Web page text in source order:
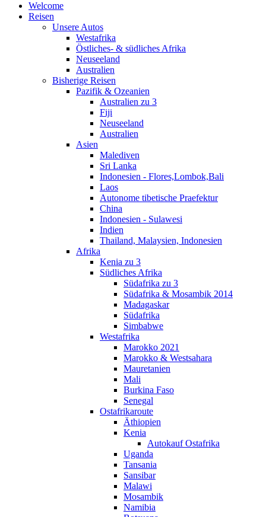
Welcome
Reisen
Unsere Autos
Westafrika
Östliches- & südliches Afrika
Neuseeland
Australien
Bisherige Reisen
Pazifik & Ozeanien
Australien zu 3
Fiji
Neuseeland
Australien
Asien
Malediven
Sri Lanka
Indonesien - Flores,Lombok,Bali
Laos
Autonome tibetische Praefektur
China
Indonesien - Sulawesi
Indien
Thailand, Malaysien, Indonesien
Afrika
Kenia zu 3
Südliches Afrika
Südafrika zu 3
Südafrika & Mosambik 2014
Madagaskar
Südafrika
Simbabwe
Westafrika
Marokko 2021
Marokko & Westsahara
Mauretanien
Mali
Burkina Faso
Senegal
Ostafrikaroute
Äthiopien
Kenia
Autokauf Ostafrika
Uganda
Tansania
Sansibar
Malawi
Mosambik
Namibia